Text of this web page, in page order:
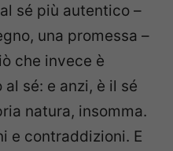
sé più autentico –
una promessa –
che invece è
sé: e anzi, è il sé
natura, insomma.
e contraddizioni. E